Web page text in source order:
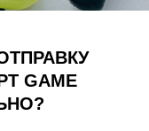
GAME